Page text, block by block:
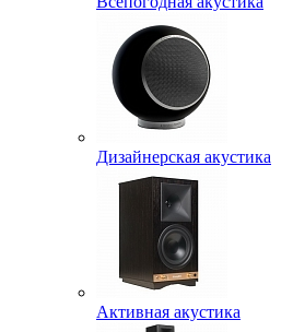
Дизайнерская акустика
Активная акустика